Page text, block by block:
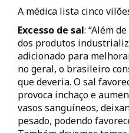
A médica lista cinco
Excesso de sal: “Além
dos produtos
adicionado para
no geral, o brasileiro
que deveria. O sal
provoca inchaço e
vasos sanguíneos,
pesado, podendo